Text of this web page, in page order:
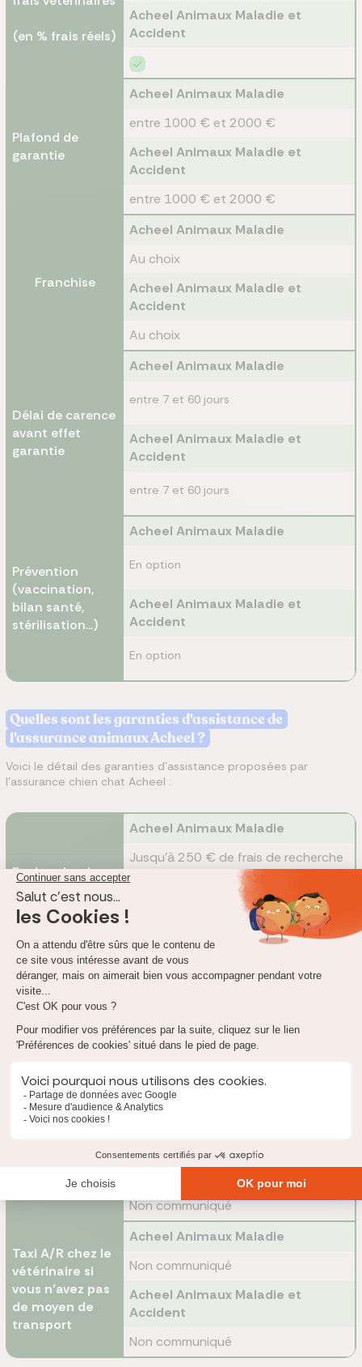
(en % frais réels)
Acheel Animaux Maladie et
Accident
Plafond de
garantie
Acheel Animaux Maladie
entre 1000 € et 2000 €
Acheel Animaux Maladie et
Accident
entre 1000 € et 2000 €
Franchise
Acheel Animaux Maladie
Au choix
Acheel Animaux Maladie et
Accident
Au choix
Délai de carence
avant effet
garantie
Acheel Animaux Maladie
entre 7 et 60 jours
Acheel Animaux Maladie et
Accident
entre 7 et 60 jours
Prévention
(vaccination,
bilan santé,
stérilisation...)
Acheel Animaux Maladie
En option
Acheel Animaux Maladie et
Accident
En option
Quelles sont les garanties d'assistance de
l'assurance animaux Acheel ?
Voici le détail des garanties d'assistance proposées par
l’assurance chien chat Acheel :
Recherche de
votre animal
Acheel Animaux Maladie
Jusqu'à 250 € de frais de recherche
Acheel Animaux Maladie et
Jusqu'à 250 € de frais de recherche
Récupération de
votre animal
retrouvé à +100
km du domicile
Acheel Animaux Maladie
Acheel Animaux Maladie et
Accident
Garde de
d'hospitalisation
souscripteur
Acheel Animaux Maladie
Acheel Animaux Maladie et
Non communiqué
Taxi A/R chez le
vétérinaire si
vous n’avez pas
de moyen de
transport
Acheel Animaux Maladie
Non communiqué
Acheel Animaux Maladie et
Accident
Non communiqué